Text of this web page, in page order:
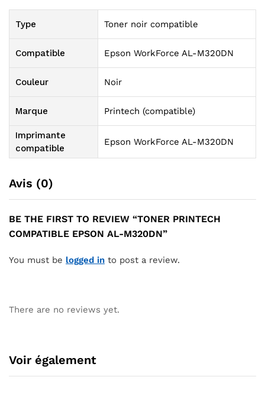
Type Toner noir compatible
Compatible Epson WorkForce AL-M320DN
Couleur Noir
Marque Printech (compatible)
Imprimante
compatible
Epson WorkForce AL-M320DN
Avis (0)
BE THE FIRST TO REVIEW “TONER PRINTECH
COMPATIBLE EPSON AL-M320DN”
You must be logged in to post a review.
There are no reviews yet.
Voir également